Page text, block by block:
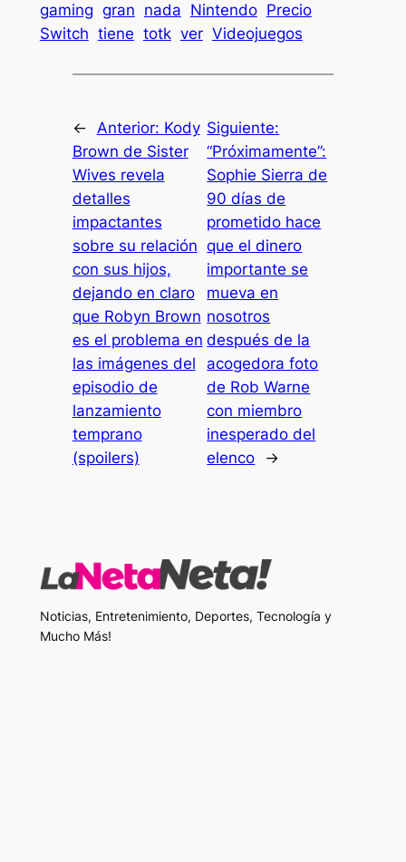
gaming gran nada Nintendo Precio
Switch tiene totk ver Videojuegos
← Anterior: Kody
Brown de Sister
Wives revela
detalles
impactantes
sobre su relación
con sus hijos,
dejando en claro
que Robyn Brown
es el problema en
las imágenes del
episodio de
lanzamiento
temprano
(spoilers)
Siguiente:
“Próximamente”:
Sophie Sierra de
90 días de
prometido hace
que el dinero
importante se
mueva en
nosotros
después de la
acogedora foto
de Rob Warne
con miembro
inesperado del
elenco
→
Noticias, Entretenimiento, Deportes, Tecnología y
Mucho Más!